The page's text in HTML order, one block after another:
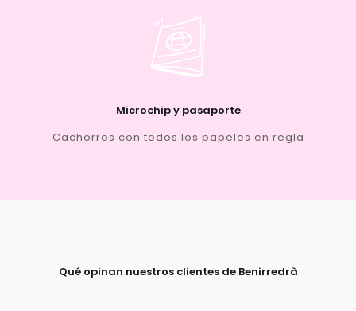
Microchip y pasaporte
Cachorros con todos los papeles en regla
Qué opinan nuestros clientes de Benirredrà